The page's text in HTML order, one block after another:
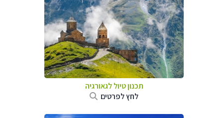
תכנון טיול לגאורגיה
לחץ לפרטים